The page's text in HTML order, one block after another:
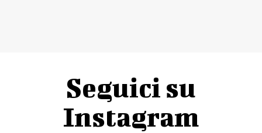
Seguici su
Instagram